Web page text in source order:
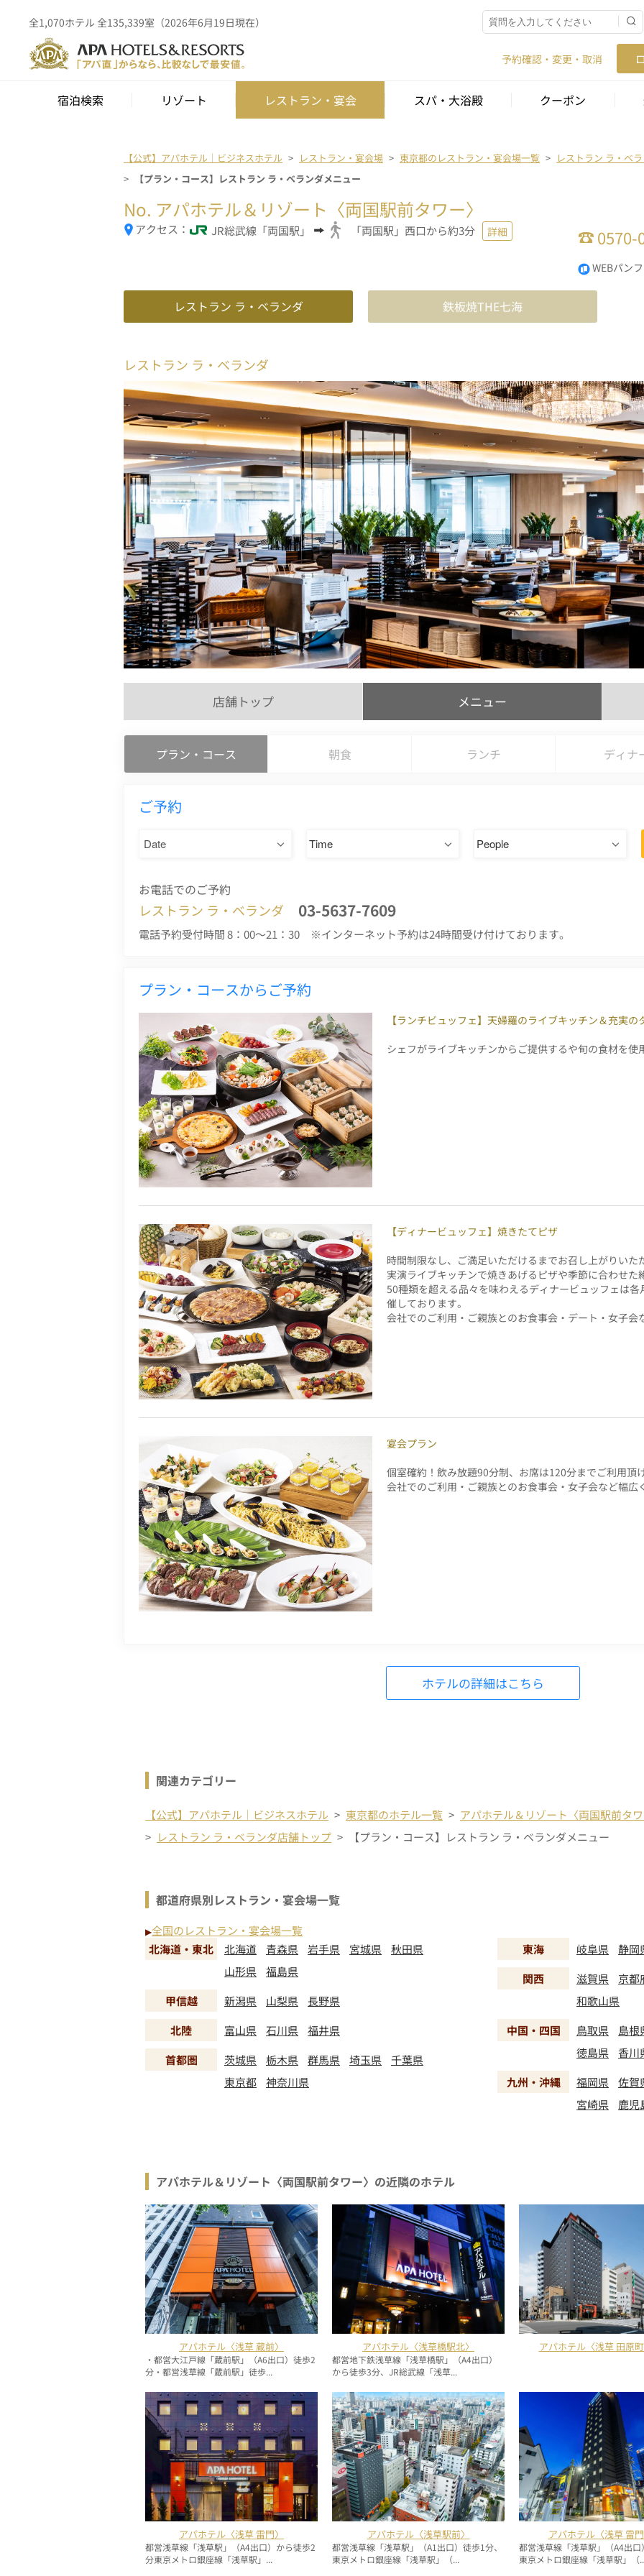
全1,070ホテル 全135,339室（2026年6月19日現在）
予約確認・変更・取消
宿泊検索 リゾート レストラン・宴会 スパ・大浴殿 クーポン
【公式】アパホテル｜ビジネスホテル レストラン・宴会場 東京都のレストラン・宴会場一覧
レストラン ラ・ベ
【プラン・コース】レストラン ラ・ベランダメニュー
No. アパホテル＆リゾート〈両国駅前タワー〉
アクセス： JR総武線「両国駅」 「両国駅」西口から約3分 詳細 0570-
WEBパン
レストラン ラ・ベランダ 鉄板焼THE七海
レストラン ラ・ベランダ
店舗トップ メニュー
プラン・コース 朝食 ランチ ディナ
ご予約
お電話でのご予約
レストラン ラ・ベランダ 03-5637-7609
電話予約受付時間 8：00～21：30 ※インターネット予約は24時間受け付けております。
プラン・コースからご予約
【ランチビュッフェ】天婦羅のライブキッチン＆充実の
シェフがライブキッチンからご提供するや旬の食材を
【ディナービュッフェ】焼きたてピザ
時間制限なし、ご満足いただけるまでお召し上がりい
実演ライブキッチンで焼きあげるピザや季節に合わせた
50種類を超える品々を味わえるディナービュッフェは
催しております。
会社でのご利用・ご親族とのお食事会・デート・女子
宴会プラン
個室確約！飲み放題90分制、お席は120分までご利用頂
会社でのご利用・ご親族とのお食事会・女子会など幅広
ホテルの詳細はこちら
関連カテゴリー
【公式】アパホテル｜ビジネスホテル 東京都のホテル一覧
アパホテル＆リゾート〈両国駅前タ
レストラン ラ・ベランダ店舗トップ
【プラン・コース】レストラン ラ・ベランダメニュー
都道府県別レストラン・宴会場一覧
▶全国のレストラン・宴会場一覧
北海道・東北
北海道 青森県 岩手県 宮城県
秋田県
山形県
福島県
甲信越
新潟県 山梨県
長野県
北陸
富山県 石川県
福井県
首都圏
茨城県 栃木県 群馬県 埼玉県
千葉県
東京都
神奈川県
東海 岐阜県
静岡
関西
滋賀県
京都
和歌山県
中国・四国
鳥取県
島根
徳島県
香川
九州・沖縄
福岡県
佐賀
宮崎県
鹿児
アパホテル＆リゾート〈両国駅前タワー〉の近隣のホテル
アパホテル〈浅草 蔵前〉
・都営大江戸線「蔵前駅」（A6出口）徒歩2
分・都営浅草線「蔵前駅」徒歩...
アパホテル〈浅草橋駅北〉
都営地下鉄浅草線「浅草橋駅」（A4出口）
から徒歩3分、JR総武線「浅草...
アパホテル〈浅草 田原
アパホテル〈浅草 雷門〉
都営浅草線「浅草駅」（A4出口）から徒歩2
分東京メトロ銀座線「浅草駅」...
アパホテル〈浅草駅前〉
都営浅草線「浅草駅」（A1出口）徒歩1分、
東京メトロ銀座線「浅草駅」（...
アパホテル〈浅草 雷
都営浅草線「浅草駅」（A4出
東京メトロ銀座線「浅草駅」（